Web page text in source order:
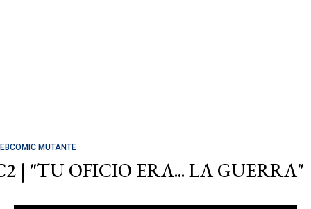
MUTANTE
| "TU OFICIO ERA... LA GUERRA"